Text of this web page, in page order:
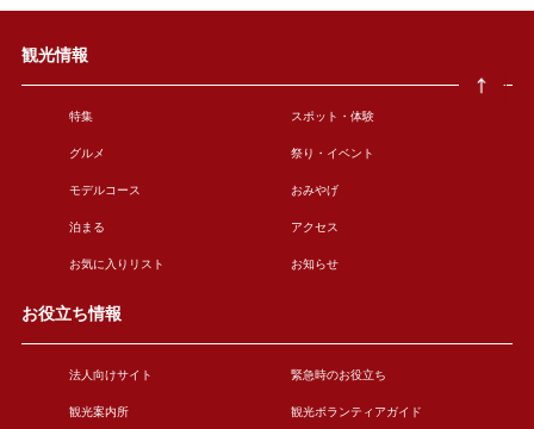
観光情報
特集 スポット・体験
グルメ 祭り・イベント
モデルコース おみやげ
泊まる アクセス
お気に入りリスト お知らせ
お役立ち情報
法人向けサイト 緊急時のお役立ち
観光案内所 観光ボランティアガイド